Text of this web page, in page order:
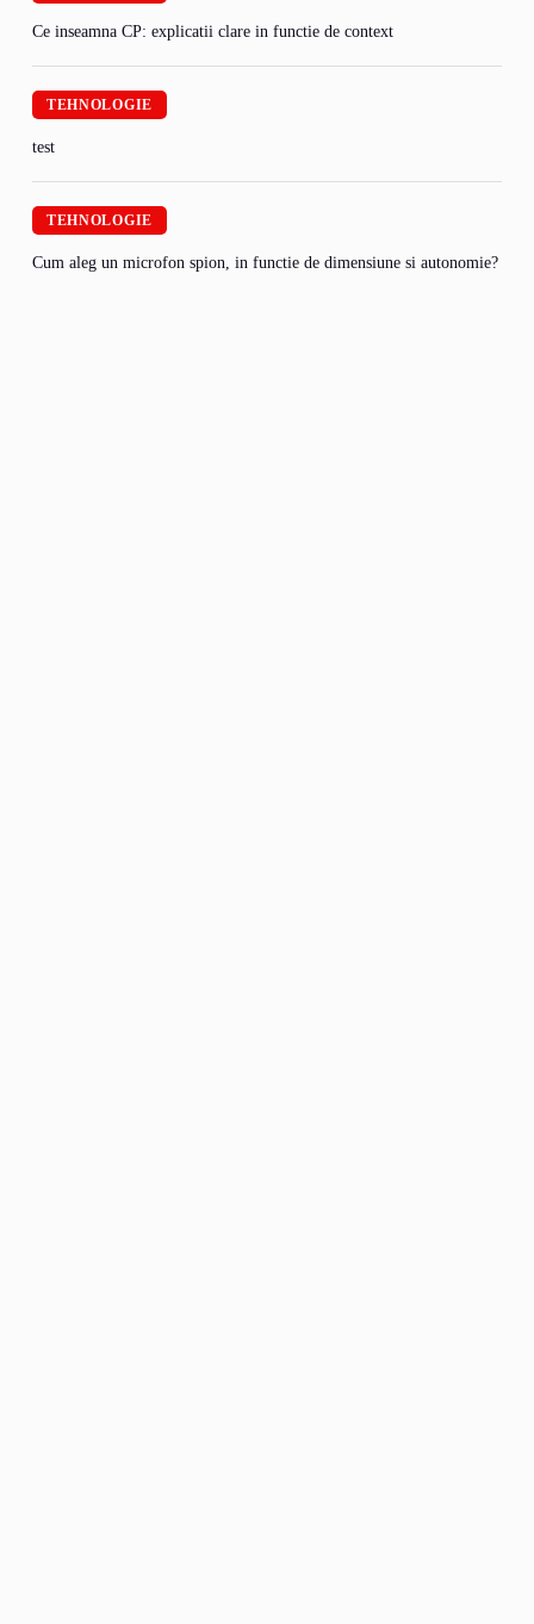
Ce inseamna CP: explicatii clare in functie de context
TEHNOLOGIE
test
TEHNOLOGIE
Cum aleg un microfon spion, in functie de dimensiune si autonomie?